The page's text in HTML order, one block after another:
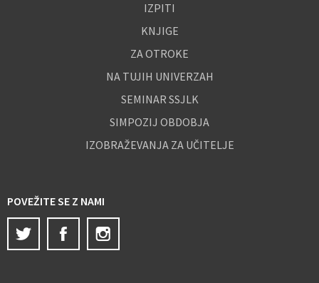
IZPITI
KNJIGE
ZA OTROKE
NA TUJIH UNIVERZAH
SEMINAR SSJLK
SIMPOZIJ OBDOBJA
IZOBRAŽEVANJA ZA UČITELJE
POVEŽITE SE Z NAMI
Twitter
Facebook